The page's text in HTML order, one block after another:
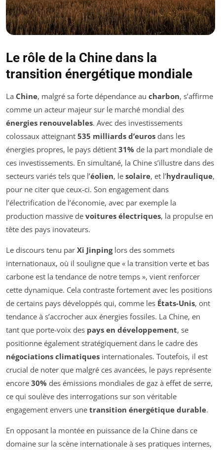
Le rôle de la Chine dans la
transition énergétique mondiale
La Chine, malgré sa forte dépendance au charbon, s’affirme
comme un acteur majeur sur le marché mondial des
énergies renouvelables. Avec des investissements
colossaux atteignant 535 milliards d’euros dans les
énergies propres, le pays détient 31% de la part mondiale de
ces investissements. En simultané, la Chine s’illustre dans des
secteurs variés tels que l’éolien, le solaire, et l’hydraulique,
pour ne citer que ceux-ci. Son engagement dans
l’électrification de l’économie, avec par exemple la
production massive de voitures électriques, la propulse en
tête des pays inovateurs.
Le discours tenu par Xi Jinpinglors des sommets
internationaux, où il souligne que « la transition verte et bas
carbone est la tendance de notre temps », vient renforcer
cette dynamique. Cela contraste fortement avec les positions
de certains pays développés qui, comme les États-Unis, ont
tendance à s’accrocher aux énergies fossiles. La Chine, en
tant que porte-voix des pays en développement, se
positionne également stratégiquement dans le cadre des
négociations climatiques internationales. Toutefois, il est
crucial de noter que malgré ces avancées, le pays représente
encore 30% des émissions mondiales de gaz à effet de serre,
ce qui soulève des interrogations sur son véritable
engagement envers une transition énergétique durable.
En opposant la montée en puissance de la Chine dans ce
domaine sur la scène internationale à ses pratiques internes,